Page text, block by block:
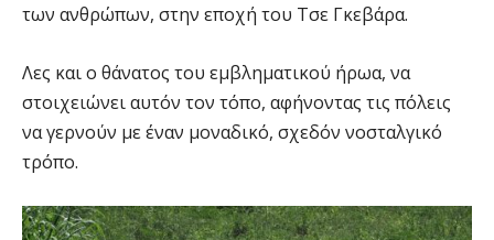
των ανθρώπων, στην εποχή του Τσε Γκεβάρα.
Λες και ο θάνατος του εμβληματικού ήρωα, να
στοιχειώνει αυτόν τον τόπο, αφήνοντας τις πόλεις
να γερνούν με έναν μοναδικό, σχεδόν νοσταλγικό
τρόπο.